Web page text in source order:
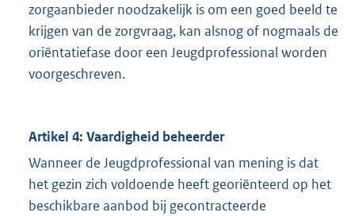
zorgaanbieder noodzakelijk is om een goed beeld te
krijgen van de zorgvraag, kan alsnog of nogmaals de
oriëntatiefase door een Jeugdprofessional worden
voorgeschreven.
Artikel 4: Vaardigheid beheerder
Wanneer de Jeugdprofessional van mening is dat
het gezin zich voldoende heeft georiënteerd op het
beschikbare aanbod bij gecontracteerde